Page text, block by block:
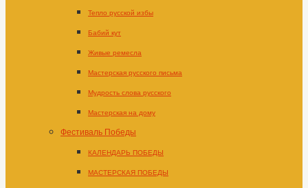
Тепло русской избы
Бабий кут
Живые ремесла
Мастерская русского письма
Мудрость слова русского
Мастерская на дому
Фестиваль Победы
КАЛЕНДАРЬ ПОБЕДЫ
МАСТЕРСКАЯ ПОБЕДЫ